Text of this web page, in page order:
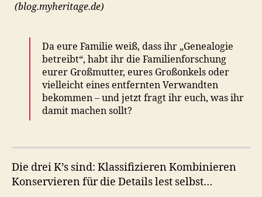
(blog.myheritage.de)
Da eure Familie weiß, dass ihr „Genealogie
betreibt“, habt ihr die Familienforschung
eurer Großmutter, eures Großonkels oder
vielleicht eines entfernten Verwandten
bekommen – und jetzt fragt ihr euch, was ihr
damit machen sollt?
Die drei K’s sind: Klassifizieren Kombinieren
Konservieren für die Details lest selbst…